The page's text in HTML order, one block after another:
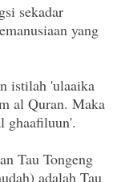
sekadar
yang
istilah 'ulaaika
al Quran. Maka
ghaafiluun'.
Tau Tongeng
adalah Tau